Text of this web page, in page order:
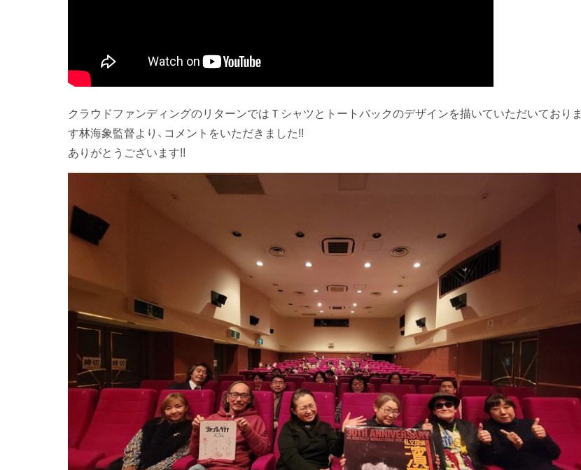
クラウドファンディングのリターンではＴシャツとトートバックのデザインを描いていただいておりま
す林海象監督より、コメントをいただきました!!
ありがとうございます!!